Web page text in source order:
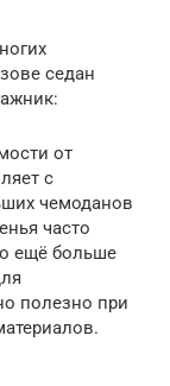
седан
от
с
чемоданов
часто
ещё больше
полезно при